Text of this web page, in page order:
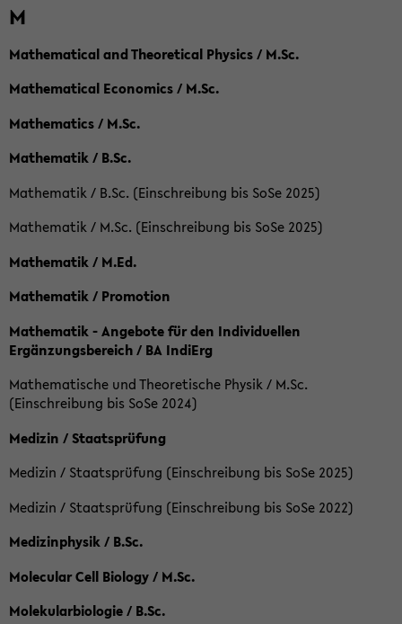
M
Mathematical and Theoretical Physics / M.Sc.
Mathematical Economics / M.Sc.
Mathematics / M.Sc.
Mathematik / B.Sc.
Mathematik / B.Sc. (Einschreibung bis SoSe 2025)
Mathematik / M.Sc. (Einschreibung bis SoSe 2025)
Mathematik / M.Ed.
Mathematik / Promotion
Mathematik - Angebote für den Individuellen
Ergänzungsbereich / BA IndiErg
Mathematische und Theoretische Physik / M.Sc.
(Einschreibung bis SoSe 2024)
Medizin / Staatsprüfung
Medizin / Staatsprüfung (Einschreibung bis SoSe 2025)
Medizin / Staatsprüfung (Einschreibung bis SoSe 2022)
Medizinphysik / B.Sc.
Molecular Cell Biology / M.Sc.
Molekularbiologie / B.Sc.